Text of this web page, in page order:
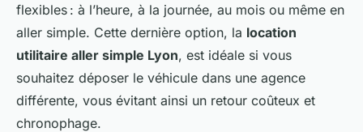
flexibles : à l’heure, à la journée, au mois ou même en
aller simple. Cette dernière option, la location
utilitaire aller simple Lyon, est idéale si vous
souhaitez déposer le véhicule dans une agence
différente, vous évitant ainsi un retour coûteux et
chronophage.